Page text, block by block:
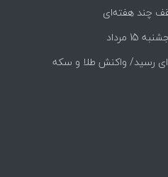
+ جدول
چند هفته‌ای
مرداد
رسید/ واکنش طلا و سکه